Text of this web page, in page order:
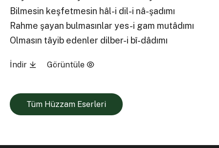
Bilmesin keşfetmesin hâl-i dil-i nâ-şadımı
Rahme şayan bulmasınlar yes-i gam mutâdımı
Olmasın tâyib edenler dilber-i bî-dâdımı
İndir Görüntüle
Tüm Hüzzam Eserleri